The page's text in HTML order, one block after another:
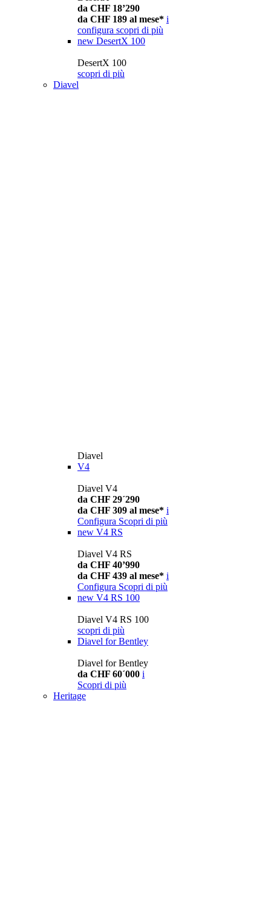
da CHF 18’290
da CHF 189 al mese* i
configura scopri di più
new DesertX 100
DesertX 100
scopri di più
Diavel
Diavel
V4
Diavel V4
da CHF 29´290
da CHF 309 al mese* i
Configura Scopri di più
new V4 RS
Diavel V4 RS
da CHF 40’990
da CHF 439 al mese* i
Configura Scopri di più
new V4 RS 100
Diavel V4 RS 100
scopri di più
Diavel for Bentley
Diavel for Bentley
da CHF 60´000 i
Scopri di più
Heritage